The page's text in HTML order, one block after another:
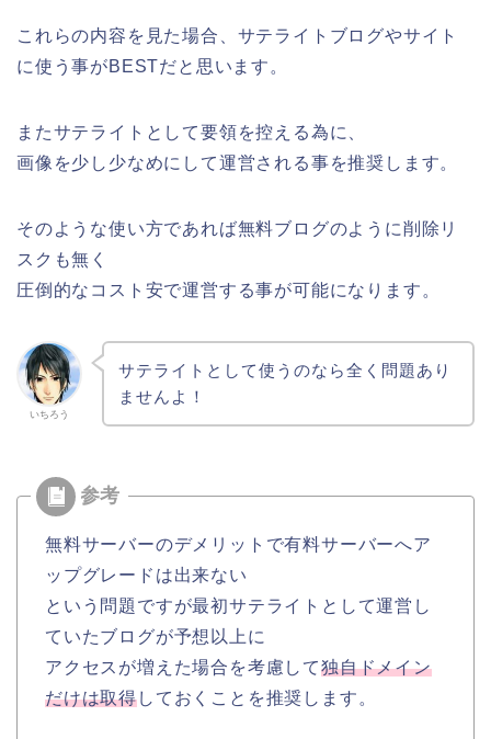
これらの内容を見た場合、サテライトブログやサイト
に使う事がBESTだと思います。
またサテライトとして要領を控える為に、
画像を少し少なめにして運営される事を推奨します。
そのような使い方であれば無料ブログのように削除リ
スクも無く
圧倒的なコスト安で運営する事が可能になります。
いちろう
サテライトとして使うのなら全く問題あり
ませんよ！
無料サーバーのデメリットで有料サーバーへア
ップグレードは出来ない
という問題ですが最初サテライトとして運営し
ていたブログが予想以上に
アクセスが増えた場合を考慮して独自ドメイン
だけは取得しておくことを推奨します。